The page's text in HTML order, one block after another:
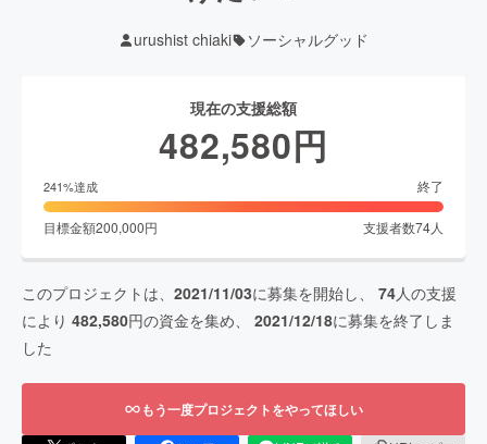
urushist chiaki ソーシャルグッド
現在の支援総額
482,580円
241%達成 終了
目標金額200,000円 支援者数74人
このプロジェクトは、 2021/11/03に募集を開始し、 74人の支援
により 482,580円の資金を集め、 2021/12/18に募集を終了しま
した
もう一度プロジェクトをやってほしい